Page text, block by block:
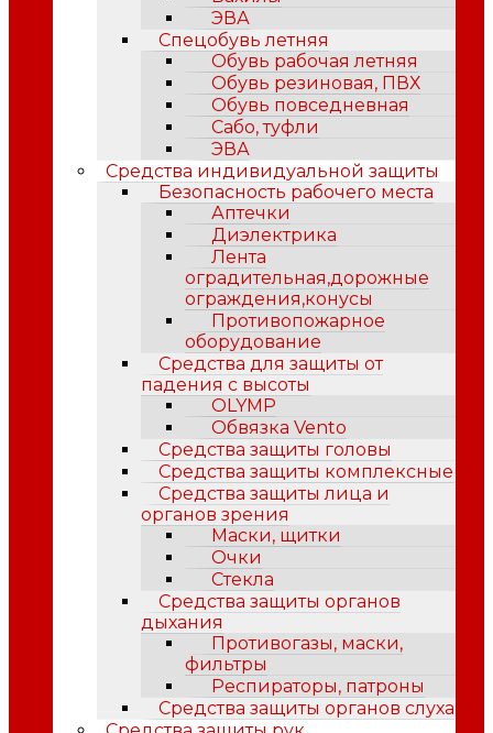
ЭВА
Спецобувь летняя
Обувь рабочая летняя
Обувь резиновая, ПВХ
Обувь повседневная
Сабо, туфли
ЭВА
Средства индивидуальной защиты
Безопасность рабочего места
Аптечки
Диэлектрика
Лента
оградительная,дорожные
ограждения,конусы
Противопожарное
оборудование
Средства для защиты от
падения с высоты
OLYMP
Обвязка Vento
Средства защиты головы
Средства защиты комплексные
Средства защиты лица и
органов зрения
Маски, щитки
Очки
Стекла
Средства защиты органов
дыхания
Противогазы, маски,
фильтры
Респираторы, патроны
Средства защиты органов слуха